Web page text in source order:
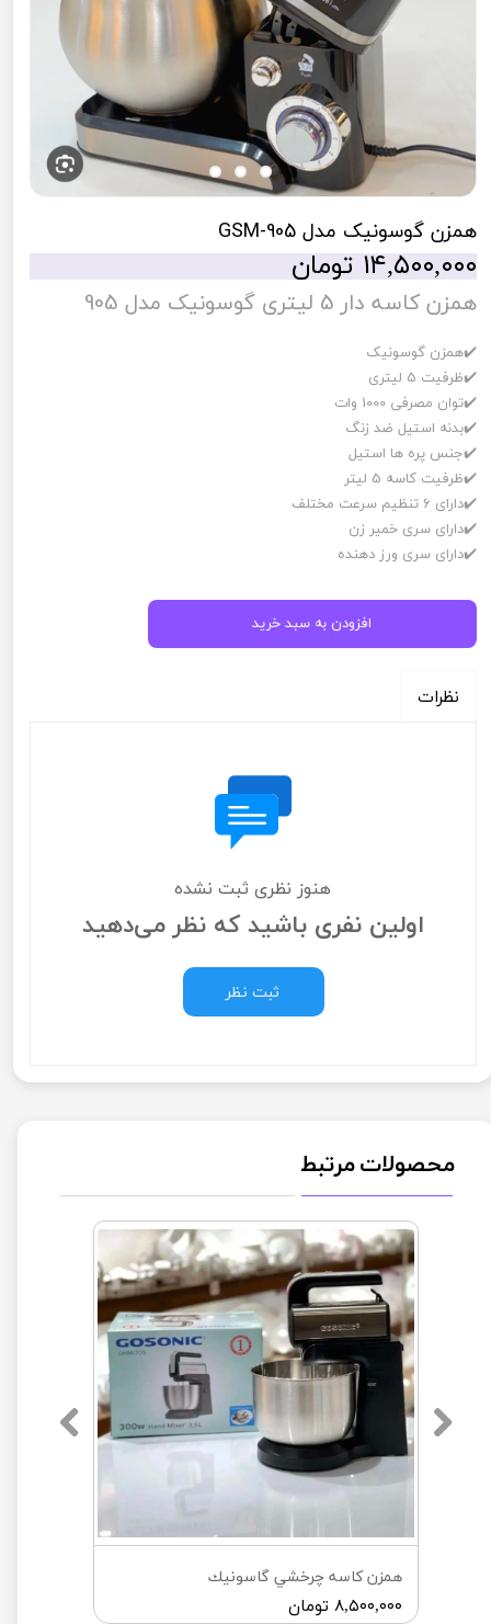
همزن گوسونیک مدل GSM-905
۱۴,۵۰۰,۰۰۰ تومان
همزن کاسه دار 5 لیتری گوسونیک مدل 905
✔️همزن گوسونیک
✔️ظرفیت 5 لیتری
✔️توان مصرفی 1000 وات
✔️بدنه استیل ضد زنگ
✔️جنس پره ها استیل
✔️ظرفیت کاسه 5 لیتر
✔️دارای 6 تنظیم سرعت مختلف
✔️دارای سری خمیر زن
✔️دارای سری ورز دهنده
افزودن به سبد خرید
نظرات
هنوز نظری ثبت نشده
اولین نفری باشید که نظر می‌دهید
ثبت نظر
محصولات مرتبط
همزن كاسه چرخشي گاسونيك
۸,۵۰۰,۰۰۰ تومان